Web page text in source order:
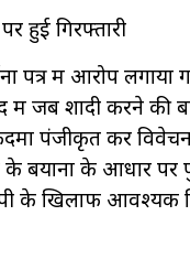
हुई गिरफ्तारी
पत्र में आरोप
में जब शादी करने की
पंजीकृत कर
के बयानों के आधार पर
के खिलाफ